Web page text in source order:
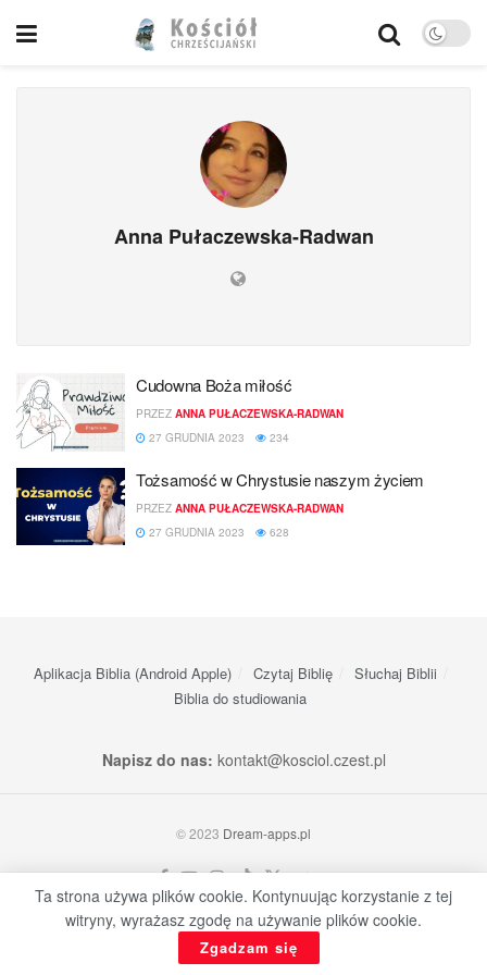
Anna Pułaczewska-Radwan
Cudowna Boża miłość
PRZEZ ANNA PUŁACZEWSKA-RADWAN
27 GRUDNIA 2023
234
Tożsamość w Chrystusie naszym życiem
PRZEZ ANNA PUŁACZEWSKA-RADWAN
27 GRUDNIA 2023
628
Aplikacja Biblia (Android Apple) Czytaj Biblię
Słuchaj Biblii
Biblia do studiowania
Napisz do nas: kontakt@kosciol.czest.pl
© 2023 Dream-apps.pl
Ta strona używa plików cookie. Kontynuując korzystanie z tej
witryny, wyrażasz zgodę na używanie plików cookie.
Zgadzam się